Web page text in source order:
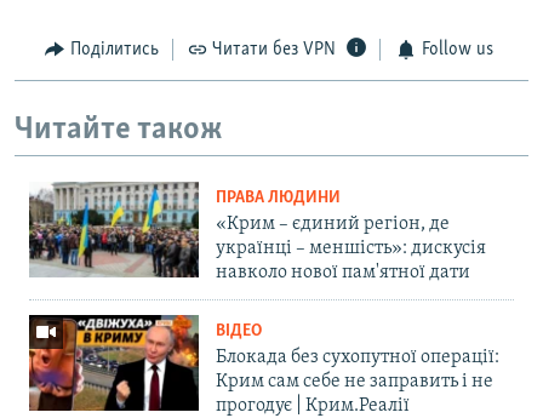
Поділитись Читати без VPN Follow us
Читайте також
ПРАВА ЛЮДИНИ
«Крим – єдиний регіон, де
українці – меншість»: дискусія
навколо нової пам'ятної дати
ВІДЕО
Блокада без сухопутної операції:
Крим сам себе не заправить і не
прогодує | Крим.Реалії